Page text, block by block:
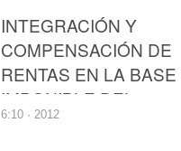
INTEGRACIÓN Y
COMPENSACIÓN DE
RENTAS EN LA BASE
IMPONIBLE DEL
AHORRO DEL
6:10 · 2012